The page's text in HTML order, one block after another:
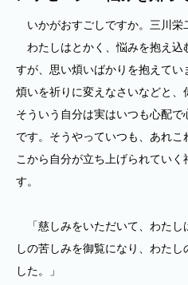
いかがおすごしですか。三川栄
わたしはとかく、悩みを抱え込
すが、思い煩いばかりを抱えて
煩いを祈りに変えなさいなどと、
そういう自分は実はいつも心配
です。そうやっていつも、あれ
こから自分が立ち上げられてい
す。
「慈しみをいただいて、わたし
しの苦しみを御覧になり、わた
した。」